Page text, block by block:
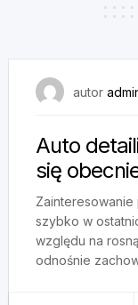
autor
Auto
się
szybko w
względu na
odnośnie